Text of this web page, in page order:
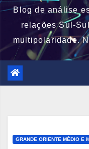
Blog de análise
relações Sul-
multipolaridade.
GRANDE ORIENTE MÉDIO E